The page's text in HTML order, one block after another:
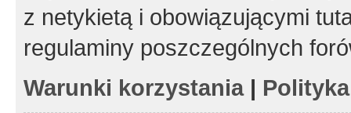
z netykietą i obowiązującymi
regulaminy poszczególnych
Warunki korzystania|